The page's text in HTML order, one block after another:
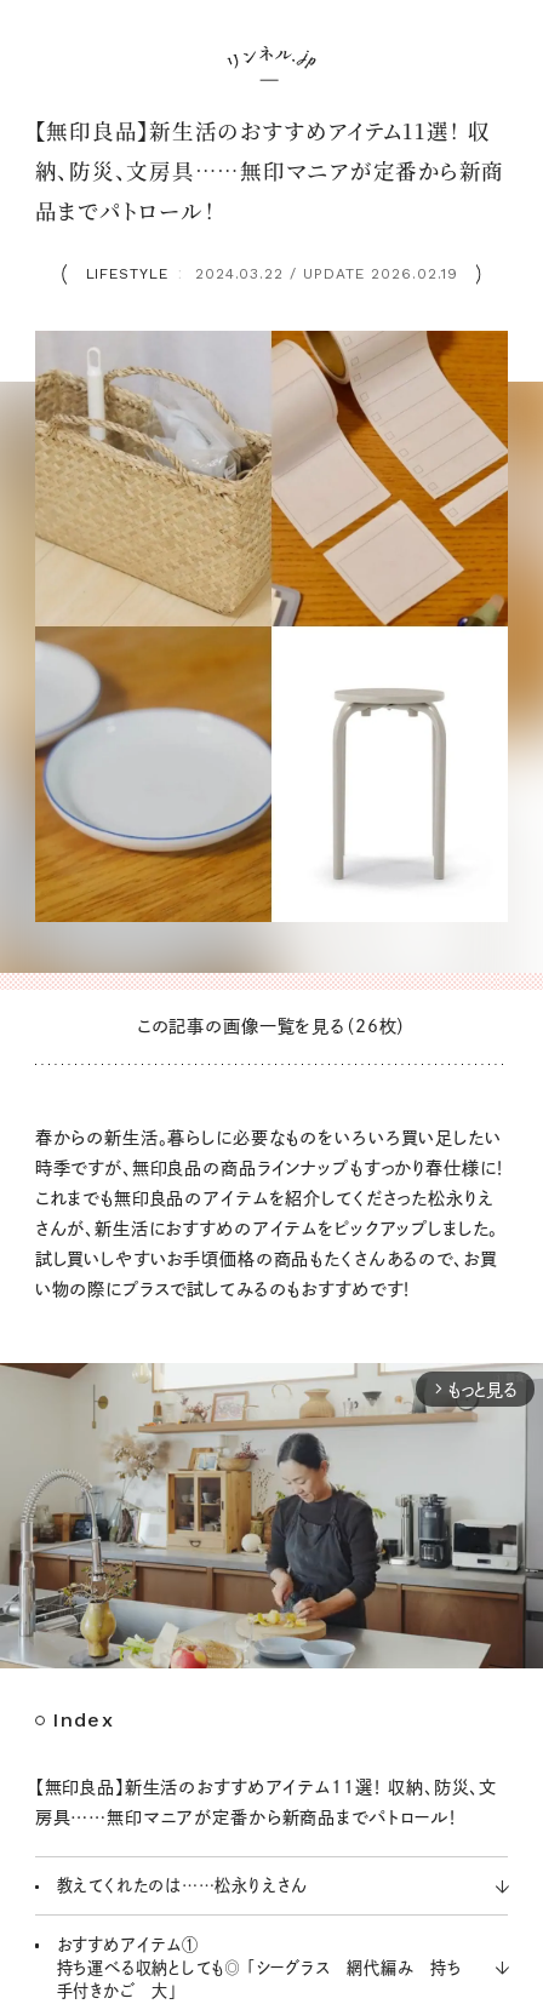
【無印良品】新生活のおすすめアイテム11選！ 収
納、防災、文房具……無印マニアが定番から新商
品までパトロール！
LIFESTYLE ： 2024.03.22 / UPDATE 2026.02.19
この記事の画像一覧を見る（26枚）
春からの新生活。暮らしに必要なものをいろいろ買い足したい
時季ですが、無印良品の商品ラインナップもすっかり春仕様に！
これまでも無印良品のアイテムを紹介してくださった松永りえ
さんが、新生活におすすめのアイテムをピックアップしました。
試し買いしやすいお手頃価格の商品もたくさんあるので、お買
い物の際にプラスで試してみるのもおすすめです！
arrow_forward_ios もっと見る
t
e
Index
【無印良品】新生活のおすすめアイテム11選！ 収納、防災、文
房具……無印マニアが定番から新商品までパトロール！
教えてくれたのは……松永りえさん
おすすめアイテム①
持ち運べる収納としても◎ 「シーグラス 網代編み 持ち
手付きかご 大」